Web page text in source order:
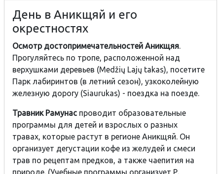
День в Аникщяй и его
окрестностях
Осмотр достопримечательностей Аникщяя.
Прогуляйтесь по тропе, расположенной над
верхушками деревьев (Medžių Lajų takas), посетите
Парк лабиринтов (в летний сезон), узкоколейную
железную дорогу (Siaurukas) - поездка на поезде.
Травник Рамунас проводит образовательные
программы для детей и взрослых о разных
травах, которые растут в регионе Аникщяй. Он
организует дегустации кофе из желудей и смеси
трав по рецептам предков, а также чаепития на
природе. (Учебные программы организует Р.